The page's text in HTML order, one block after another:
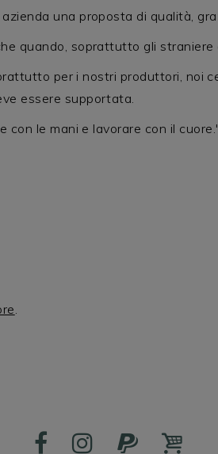
una proposta di qualità,
quando, soprattutto gli straniere
per i nostri produttori, noi
essere supportata.
con le mani e lavorare con il
.